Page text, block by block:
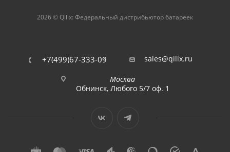
2026 © Qilix: Федеральный дистрибьютор батареек
+7(499)67-333-09 sales@qilix.ru
Москва
Обнинск, Любого 5/7 оф. 1